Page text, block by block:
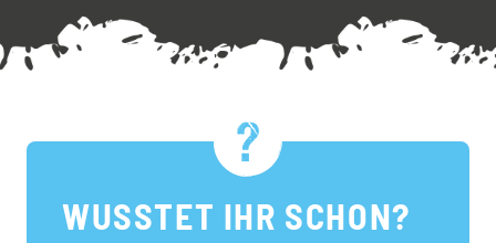
WUSSTET IHR SCHON?